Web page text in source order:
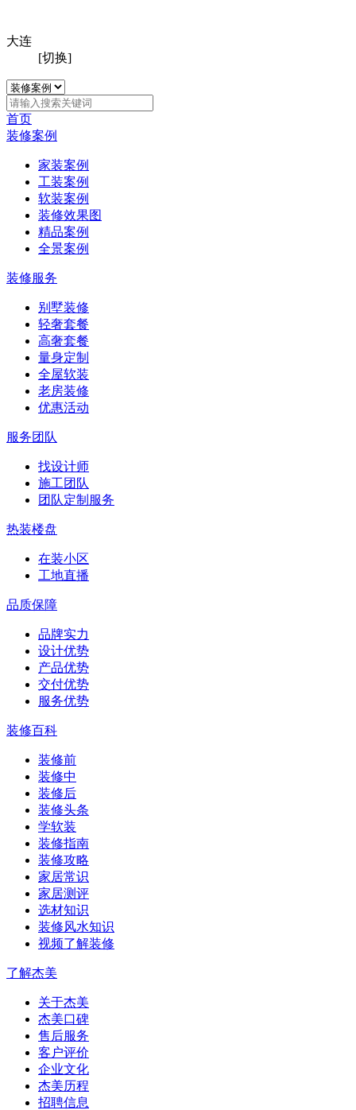
大连
[切换]
首页
装修案例
家装案例
工装案例
软装案例
装修效果图
精品案例
全景案例
装修服务
别墅装修
轻奢套餐
高奢套餐
量身定制
全屋软装
老房装修
优惠活动
服务团队
找设计师
施工团队
团队定制服务
热装楼盘
在装小区
工地直播
品质保障
品牌实力
设计优势
产品优势
交付优势
服务优势
装修百科
装修前
装修中
装修后
装修头条
学软装
装修指南
装修攻略
家居常识
家居测评
选材知识
装修风水知识
视频了解装修
了解杰美
关于杰美
杰美口碑
售后服务
客户评价
企业文化
杰美历程
招聘信息